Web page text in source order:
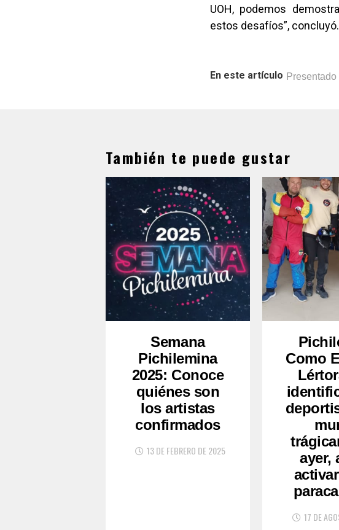
UOH, podemos
estos desafíos”, concluyó.
En este artículo Presentado
También te puede gustar
Semana
Pichilemina
2025: Conoce
quiénes son
los artistas
confirmados
13 DE FEBRERO DE 2025
Como
ayer,
17 DE